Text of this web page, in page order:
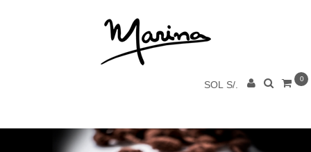
SOL S/.
0